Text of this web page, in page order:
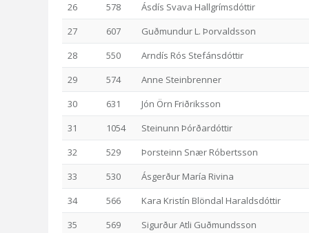
26
578
Ásdís Svava Hallgrímsdóttir
27
607
Guðmundur L. Þorvaldsson
28
550
Arndís Rós Stefánsdóttir
29
574
Anne Steinbrenner
30
631
Jón Örn Friðriksson
31
1054
Steinunn Þórðardóttir
32
529
Þorsteinn Snær Róbertsson
33
530
Ásgerður María Rivina
34
566
Kara Kristín Blöndal Haraldsdóttir
35
569
Sigurður Atli Guðmundsson